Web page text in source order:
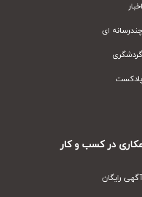
ای
در کسب و کار
رایگان